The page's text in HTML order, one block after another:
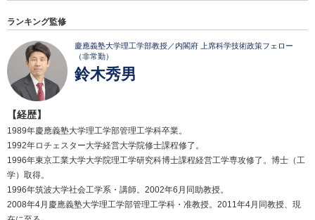
ランキング監修
慶應義塾大学理工学部教授／内閣府 上席科学技術政策フェロー
（非常勤）
鈴木秀男
【経歴】
1989年慶應義塾大学理工学部管理工学科卒業。
1992年ロチェスター大学経営大学院修士課程修了。
1996年東京工業大学大学院理工学研究科博士課程経営工学専攻修了。博士（工
学）取得。
1996年筑波大学社会工学系・講師。2002年6月同助教授。
2008年4月慶應義塾大学理工学部管理工学科・准教授。2011年4月同教授、現